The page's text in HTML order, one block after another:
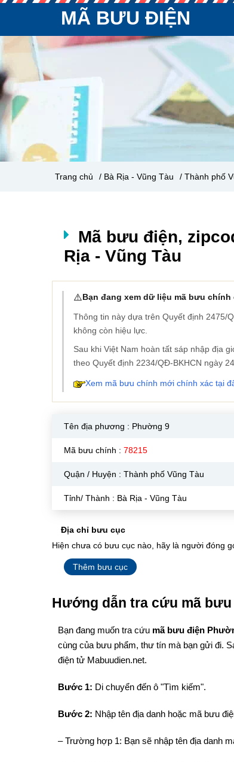
MÃ BƯU ĐIỆN
Trang chủ / Bà Rịa - Vũng Tàu / Thành phố
Mã bưu điện,
Rịa - Vũng Tàu
⚠️Bạn đang xem dữ liệu mã bưu chính
Thông tin này dựa trên Quyết định 2475/
không còn hiệu lực.
Sau khi Việt Nam hoàn tất sáp nhập địa
theo Quyết định 2234/QĐ-BKHCN ngày
Xem mã bưu chính mới chính xác tại
Tên địa phương : Phường 9
Mã bưu chính : 78215
Quận / Huyện : Thành phố Vũng Tàu
Tỉnh/ Thành : Bà Rịa - Vũng Tàu
Địa chỉ bưu cục
Hiện chưa có bưu cục nào, hãy là người đóng
Thêm bưu cục
Hướng dẫn tra cứu mã
Bạn đang muốn tra cứu mã bưu điện
cùng của bưu phẩm, thư tín mà bạn gửi đi.
điện tử Mabuudien.net.
Bước 1: Di chuyển đến ô "Tìm kiếm".
Bước 2: Nhập tên địa danh hoặc mã bưu
– Trường hợp 1: Bạn sẽ nhập tên địa danh